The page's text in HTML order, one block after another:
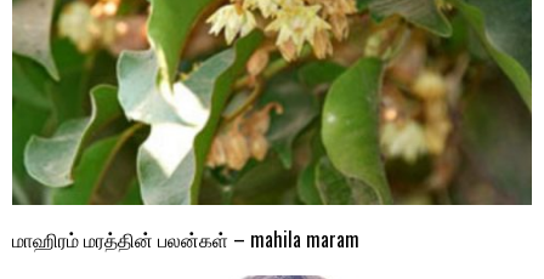
மாஹிரம் மரத்தின் பலன்கள் – mahila maram